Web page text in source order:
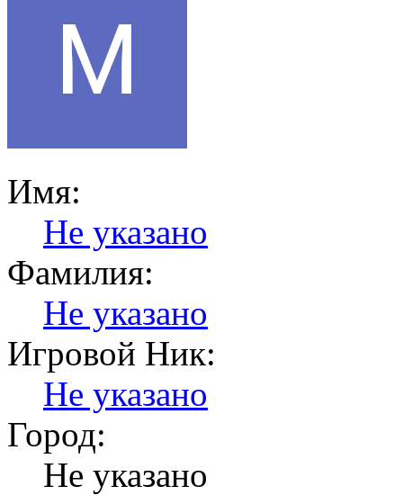
Имя:
Не указано
Фамилия:
Не указано
Игровой Ник:
Не указано
Город:
Не указано